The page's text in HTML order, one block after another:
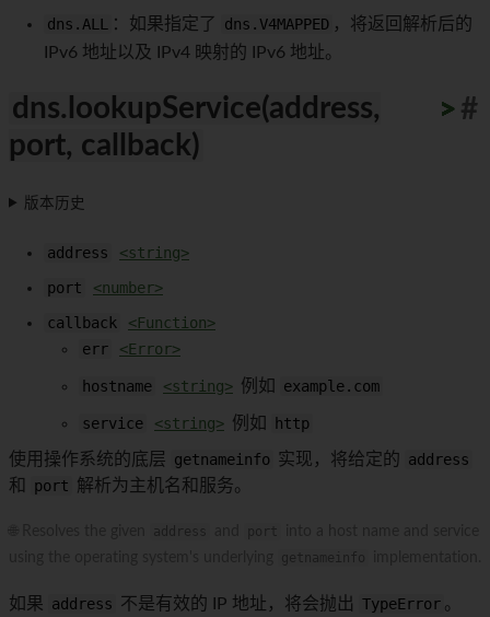
dns.ALL
：如果指定了 dns.V4MAPPED ，将返回解析后的
IPv6 地址以及 IPv4 映射的 IPv6 地址。
dns.lookupService(address,
port, callback)
#
>
>
>
>
>
>
>
>
>
>
版本历史
address
<string>
port
<number>
callback
<Function>
err
<Error>
hostname <string> 例如 example.com
service <string> 例如 http
使用操作系统的底层 getnameinfo 实现，将给定的 address
和
port 解析为主机名和服务。
如果 address 不是有效的 IP 地址，将会抛出 TypeError 。